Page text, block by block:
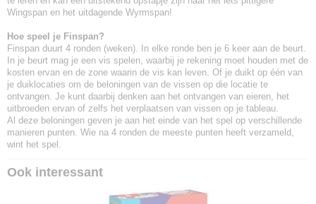
Wingspan en het uitdagende Wyrmspan!
Hoe speel je Finspan?
Finspan duurt 4 ronden (weken). In elke ronde ben je 6 keer aan de beurt.
In je beurt mag je een vis spelen, waarbij je rekening moet houden met de
kosten ervan en de zone waarin de vis kan leven. Of je duikt op één van
je duiklocaties om de beloningen van de vissen op die locatie te
ontvangen. Je kunt daarbij denken aan het ontvangen van eieren, het
uitbroeden ervan of zelfs het verplaatsen van vissen op je tableau.
Al deze beloningen geven je aan het einde van het spel op verschillende
manieren punten. Wie na 4 ronden de meeste punten heeft verzameld,
wint het spel.
Ook interessant